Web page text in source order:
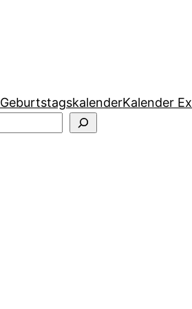
GeburtstagskalenderKalender